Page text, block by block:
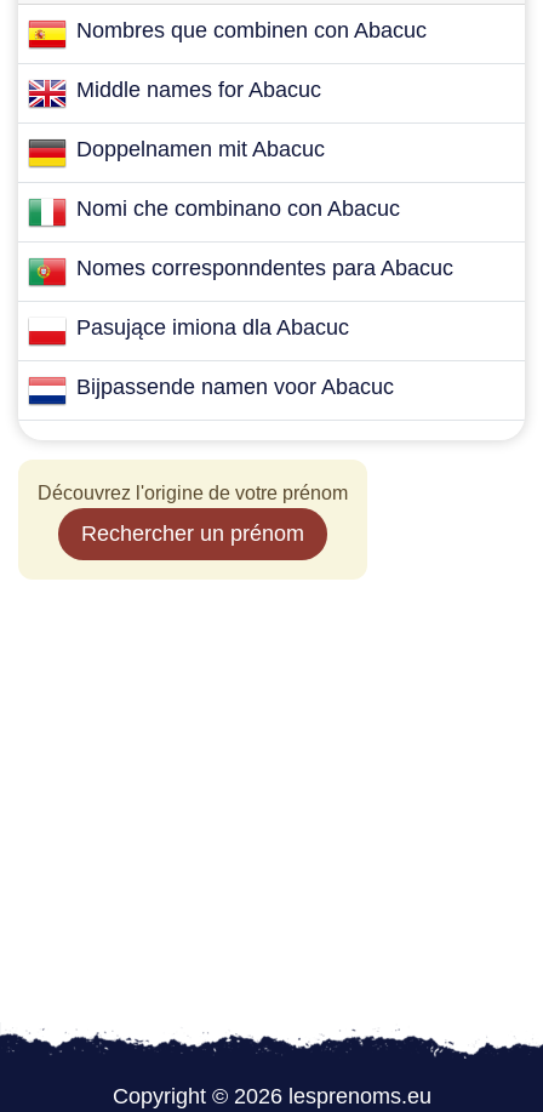
Nombres que combinen con Abacuc
Middle names for Abacuc
Doppelnamen mit Abacuc
Nomi che combinano con Abacuc
Nomes corresponndentes para Abacuc
Pasujące imiona dla Abacuc
Bijpassende namen voor Abacuc
Découvrez l'origine de votre prénom
Rechercher un prénom
Copyright © 2026 lesprenoms.eu